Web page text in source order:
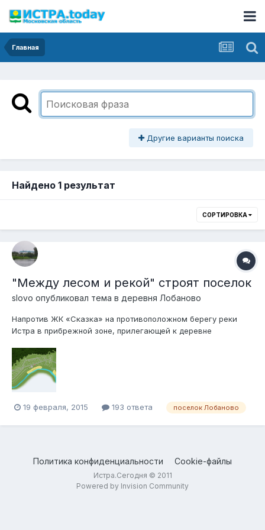
Главная
Другие варианты поиска
Найдено 1 результат
СОРТИРОВКА
"Между лесом и рекой" строят поселок
slovo опубликовал тема в деревня Лобаново
Напротив ЖК «Сказка» на противоположном берегу реки
Истра в прибрежной зоне, прилегающей к деревне
http://www.lesireka.ru/ от «Велес Девелопмент» www.veles-
development.ru Подскажите что это будет? СНТ? Документы
на строительство здесь: http://www...
19 февраля, 2015 193 ответа поселок Лобаново
Политика конфиденциальности Cookie-файлы
Истра.Сегодня © 2011
Powered by Invision Community